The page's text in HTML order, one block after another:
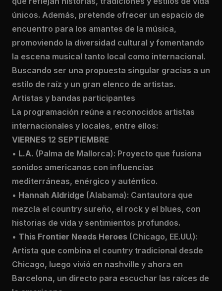
únicos. Además, pretende ofrecer un espacio de
encuentro para los amantes de la música,
promoviendo la diversidad cultural y fomentando
la escena musical tanto local como internacional.
Buscando ser una propuesta singular gracias a un
estilo de raíz y un gran elenco de artistas.
Artistas y bandas participantes
La programación reúne a reconocidos artistas
internacionales y locales, entre ellos:
VIERNES 12 SEPTIEMBRE
• L.A. (Palma de Mallorca): Proyecto que fusiona
sonidos americanos con influencias
mediterráneas, enérgico y auténtico.
• Hannah Aldridge (Alabama): Cantautora que
mezcla el country sureño, el rock y el blues, con
historias de vida y sentimientos profundos.
• This Frontier Needs Heroes (Chicago, EE.UU.):
Artista que combina el country tradicional desde
Chicago, luego vivió en nashville y ahora en
Barcelona, un directo para escuchar las raíces de